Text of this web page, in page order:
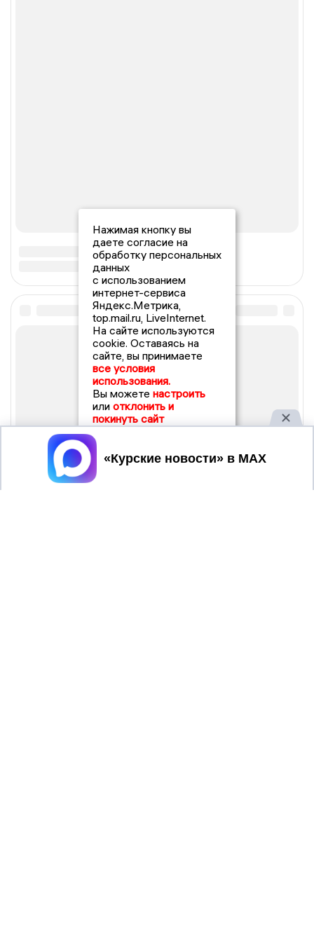
Нажимая кнопку вы
даете согласие на
обработку персональных
данных
с использованием
интернет-сервиса
Яндекс.Метрика,
top.mail.ru, LiveInternet.
На сайте используются
cookie. Оставаясь на
сайте, вы принимаете
все условия
использования.
Вы можете настроить
или отклонить и
покинуть сайт
Принять